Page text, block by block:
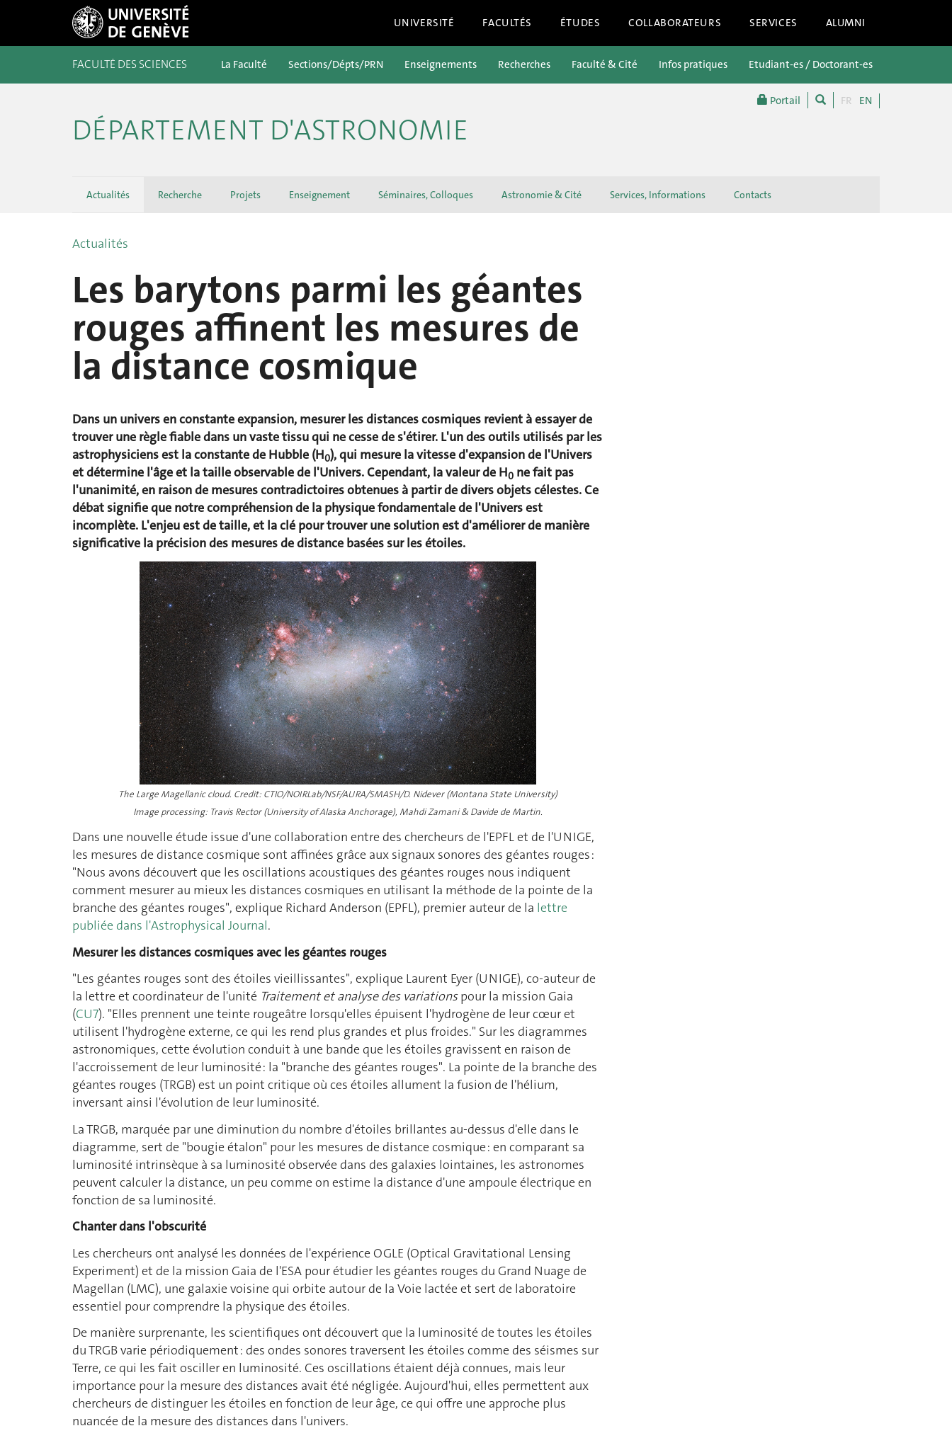
UNIVERSITÉ FACULTÉS ÉTUDES COLLABORATEURS SERVICES ALUMNI
Portail FR EN
FACULTÉ DES SCIENCES La Faculté Sections/Dépts/PRN Enseignements Recherches Faculté & Cité Infos pratiques Etudiant-es / Doctorant-es
DÉPARTEMENT D'ASTRONOMIE
Actualités Recherche Projets Enseignement Séminaires, Colloques Astronomie & Cité Services, Informations Contacts
Actualités
Les barytons parmi les géantes
rouges affinent les mesures de
la distance cosmique
Dans un univers en constante expansion, mesurer les distances cosmiques revient à essayer de
trouver une règle fiable dans un vaste tissu qui ne cesse de s'étirer. L'un des outils utilisés par les
astrophysiciens est la constante de Hubble (H0), qui mesure la vitesse d'expansion de l'Univers
et détermine l'âge et la taille observable de l'Univers. Cependant, la valeur de H0 ne fait pas
l'unanimité, en raison de mesures contradictoires obtenues à partir de divers objets célestes. Ce
débat signifie que notre compréhension de la physique fondamentale de l'Univers est
incomplète. L'enjeu est de taille, et la clé pour trouver une solution est d'améliorer de manière
significative la précision des mesures de distance basées sur les étoiles.
The Large Magellanic cloud. Credit: CTIO/NOIRLab/NSF/AURA/SMASH/D. Nidever (Montana State University)
Image processing: Travis Rector (University of Alaska Anchorage), Mahdi Zamani & Davide de Martin.
Dans une nouvelle étude issue d'une collaboration entre des chercheurs de l'EPFL et de l'UNIGE,
les mesures de distance cosmique sont affinées grâce aux signaux sonores des géantes rouges :
"Nous avons découvert que les oscillations acoustiques des géantes rouges nous indiquent
comment mesurer au mieux les distances cosmiques en utilisant la méthode de la pointe de la
branche des géantes rouges", explique Richard Anderson (EPFL), premier auteur de la lettre
publiée dans l'Astrophysical Journal.
Mesurer les distances cosmiques avec les géantes rouges
"Les géantes rouges sont des étoiles vieillissantes", explique Laurent Eyer (UNIGE), co-auteur de
la lettre et coordinateur de l'unité Traitement et analyse des variationspour la mission Gaia
(CU7). "Elles prennent une teinte rougeâtre lorsqu'elles épuisent l'hydrogène de leur cœur et
utilisent l'hydrogène externe, ce qui les rend plus grandes et plus froides." Sur les diagrammes
astronomiques, cette évolution conduit à une bande que les étoiles gravissent en raison de
l'accroissement de leur luminosité : la "branche des géantes rouges". La pointe de la branche des
géantes rouges (TRGB) est un point critique où ces étoiles allument la fusion de l'hélium,
inversant ainsi l'évolution de leur luminosité.
La TRGB, marquée par une diminution du nombre d'étoiles brillantes au-dessus d'elle dans le
diagramme, sert de "bougie étalon" pour les mesures de distance cosmique : en comparant sa
luminosité intrinsèque à sa luminosité observée dans des galaxies lointaines, les astronomes
peuvent calculer la distance, un peu comme on estime la distance d'une ampoule électrique en
fonction de sa luminosité.
Chanter dans l'obscurité
Les chercheurs ont analysé les données de l'expérience OGLE (Optical Gravitational Lensing
Experiment) et de la mission Gaia de l'ESA pour étudier les géantes rouges du Grand Nuage de
Magellan (LMC), une galaxie voisine qui orbite autour de la Voie lactée et sert de laboratoire
essentiel pour comprendre la physique des étoiles.
De manière surprenante, les scientifiques ont découvert que la luminosité de toutes les étoiles
du TRGB varie périodiquement : des ondes sonores traversent les étoiles comme des séismes sur
Terre, ce qui les fait osciller en luminosité. Ces oscillations étaient déjà connues, mais leur
importance pour la mesure des distances avait été négligée. Aujourd'hui, elles permettent aux
chercheurs de distinguer les étoiles en fonction de leur âge, ce qui offre une approche plus
nuancée de la mesure des distances dans l'univers.